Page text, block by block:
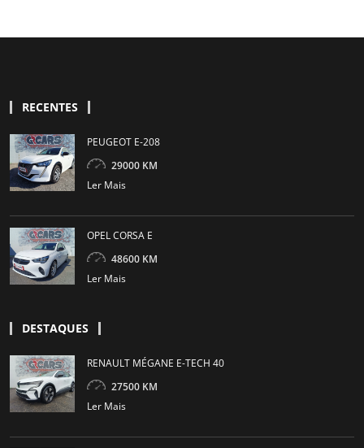
RECENTES
PEUGEOT E-208
29000 KM
Ler Mais
OPEL CORSA E
48600 KM
Ler Mais
DESTAQUES
RENAULT MÉGANE E-TECH 40
27500 KM
Ler Mais